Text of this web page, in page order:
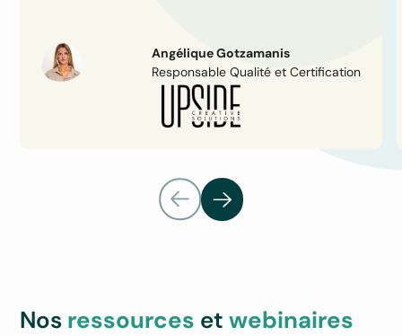
Angélique Gotzamanis
Responsable Qualité et Certification
Nos ressources etwebinaires